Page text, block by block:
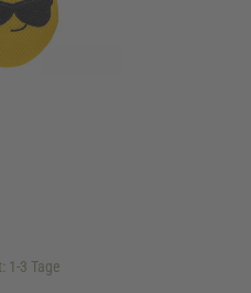
1-3 Tage